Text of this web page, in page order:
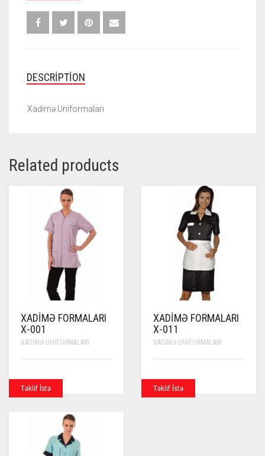
DESCRIPTION
Xadimə Uniformaları
Related products
XADIMƏ FORMALARI
X-001
XADIMƏ UNIFORMALARI
Təklif İstə
XADIMƏ FORMALARI
X-011
XADIMƏ UNIFORMALARI
Təklif İstə